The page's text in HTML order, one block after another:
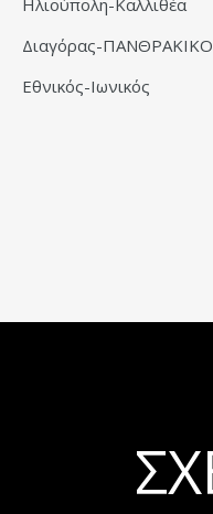
Ηλιούπολη-Καλλιθέα
Διαγόρας-
Εθνικός-Ιωνικός